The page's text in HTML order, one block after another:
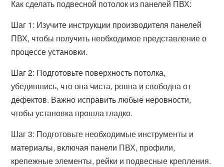
Как сделать подвесной потолок из панелей ПВХ:
Шаг 1: Изучите инструкции производителя панелей
ПВХ, чтобы получить необходимое представление о
процессе установки.
Шаг 2: Подготовьте поверхность потолка,
убедившись, что она чиста, ровна и свободна от
дефектов. Важно исправить любые неровности,
чтобы установка прошла гладко.
Шаг 3: Подготовьте необходимые инструменты и
материалы, включая панели ПВХ, профили,
крепежные элементы, рейки и подвесные крепления.